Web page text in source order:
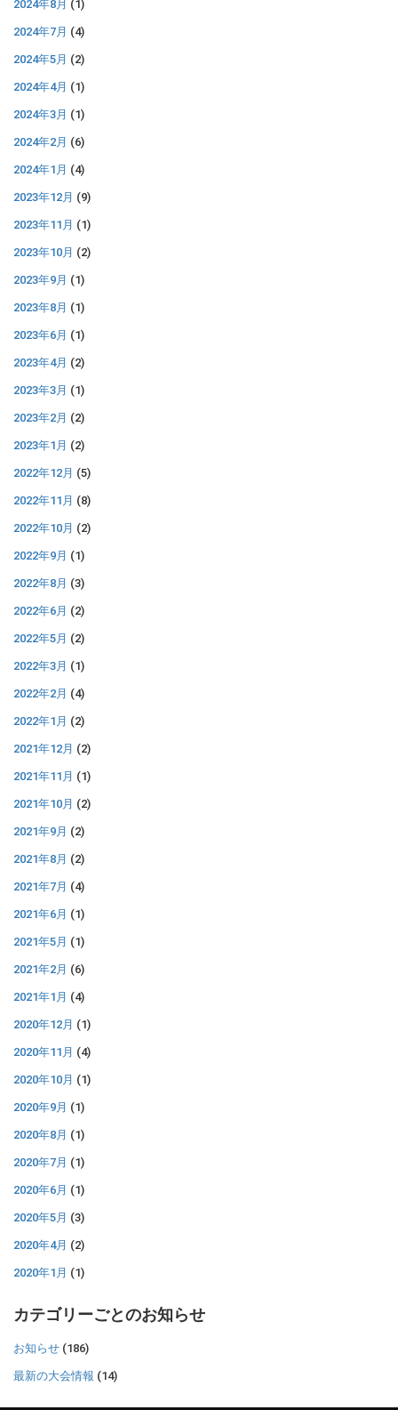
2024年8月 (1)
2024年7月 (4)
2024年5月 (2)
2024年4月 (1)
2024年3月 (1)
2024年2月 (6)
2024年1月 (4)
2023年12月 (9)
2023年11月 (1)
2023年10月 (2)
2023年9月 (1)
2023年8月 (1)
2023年6月 (1)
2023年4月 (2)
2023年3月 (1)
2023年2月 (2)
2023年1月 (2)
2022年12月 (5)
2022年11月 (8)
2022年10月 (2)
2022年9月 (1)
2022年8月 (3)
2022年6月 (2)
2022年5月 (2)
2022年3月 (1)
2022年2月 (4)
2022年1月 (2)
2021年12月 (2)
2021年11月 (1)
2021年10月 (2)
2021年9月 (2)
2021年8月 (2)
2021年7月 (4)
2021年6月 (1)
2021年5月 (1)
2021年2月 (6)
2021年1月 (4)
2020年12月 (1)
2020年11月 (4)
2020年10月 (1)
2020年9月 (1)
2020年8月 (1)
2020年7月 (1)
2020年6月 (1)
2020年5月 (3)
2020年4月 (2)
2020年1月 (1)
カテゴリーごとのお知らせ
お知らせ (186)
最新の大会情報 (14)